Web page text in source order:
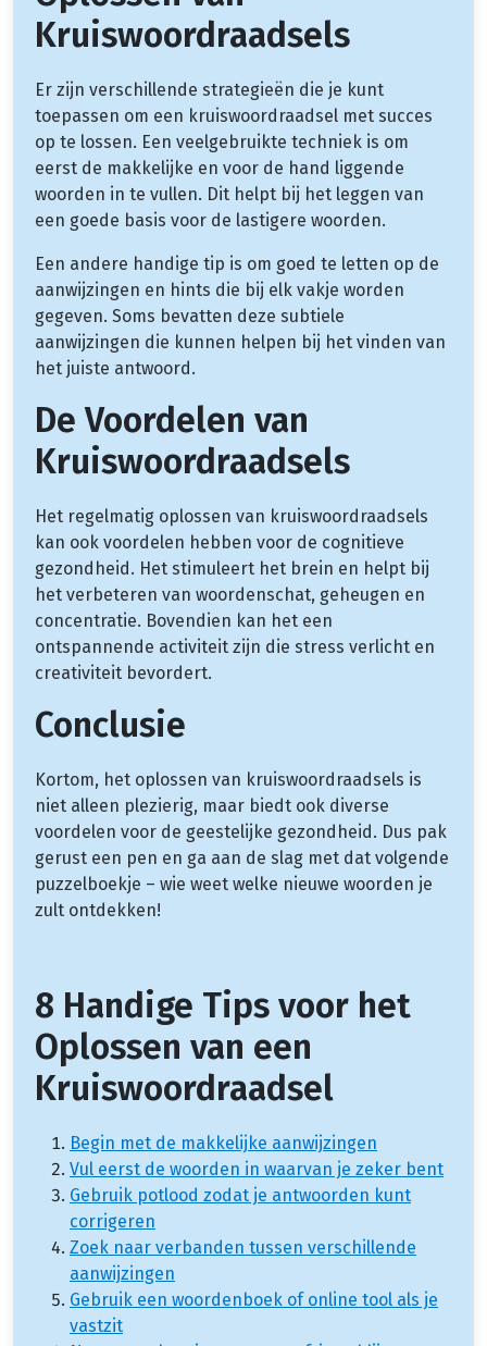
Kruiswoordraadsels
Er zijn verschillende strategieën die je kunt
toepassen om een kruiswoordraadsel met succes
op te lossen. Een veelgebruikte techniek is om
eerst de makkelijke en voor de hand liggende
woorden in te vullen. Dit helpt bij het leggen van
een goede basis voor de lastigere woorden.
Een andere handige tip is om goed te letten op de
aanwijzingen en hints die bij elk vakje worden
gegeven. Soms bevatten deze subtiele
aanwijzingen die kunnen helpen bij het vinden van
het juiste antwoord.
De Voordelen van
Kruiswoordraadsels
Het regelmatig oplossen van kruiswoordraadsels
kan ook voordelen hebben voor de cognitieve
gezondheid. Het stimuleert het brein en helpt bij
het verbeteren van woordenschat, geheugen en
concentratie. Bovendien kan het een
ontspannende activiteit zijn die stress verlicht en
creativiteit bevordert.
Conclusie
Kortom, het oplossen van kruiswoordraadsels is
niet alleen plezierig, maar biedt ook diverse
voordelen voor de geestelijke gezondheid. Dus pak
gerust een pen en ga aan de slag met dat volgende
puzzelboekje – wie weet welke nieuwe woorden je
zult ontdekken!
8 Handige Tips voor het
Oplossen van een
Kruiswoordraadsel
Begin met de makkelijke aanwijzingen
Vul eerst de woorden in waarvan je zeker bent
Gebruik potlood zodat je antwoorden kunt
corrigeren
Zoek naar verbanden tussen verschillende
aanwijzingen
Gebruik een woordenboek of online tool als je
vastzit